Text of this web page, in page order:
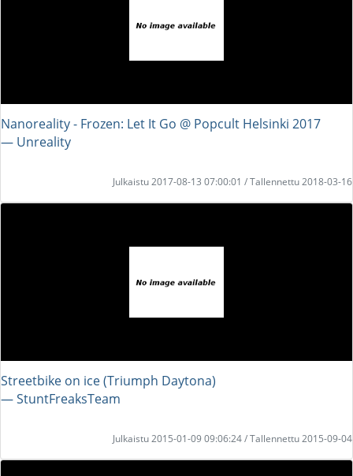
Nanoreality - Frozen: Let It Go @ Popcult Helsinki 2017
― Unreality
Julkaistu 2017-08-13 07:00:01 / Tallennettu 2018-03-16
Streetbike on ice (Triumph Daytona)
― StuntFreaksTeam
Julkaistu 2015-01-09 09:06:24 / Tallennettu 2015-09-04